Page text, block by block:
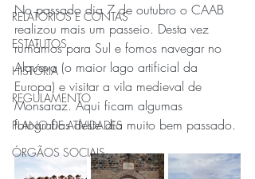
RELATÓRIOS E CONTAS
ESTATUTOS
HISTÓRIA
REGULAMENTO
PLANO DE ATIVIDADES
ÓRGÃOS SOCIAIS
No passado dia 7 de outubro o CAAB
realizou mais um passeio. Desta vez
rumámos para Sul e fomos navegar no
Alqueva (o maior lago artificial da
Europa) e visitar a vila medieval de
Monsaraz. Aqui ficam algumas
fotografias deste dia muito bem passado.